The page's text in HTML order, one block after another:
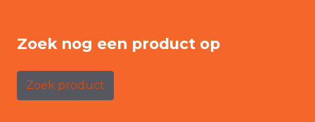
Zoek nog een product op
Zoek product